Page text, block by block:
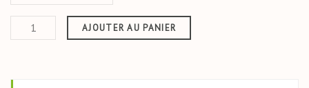
AJOUTER AU PANIER